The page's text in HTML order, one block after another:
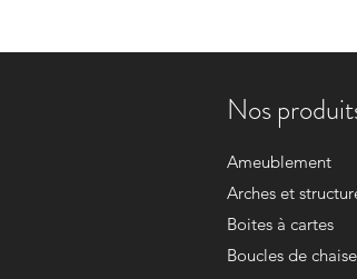
Nos
Ameublement
Arches et
Boites à cartes
Boucles de chaise